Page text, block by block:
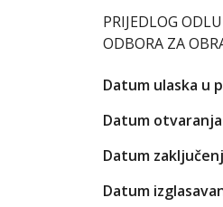
PRIJEDLOG
ODBORA ZA
Datum ulaska u
Datum
Datum
Datum